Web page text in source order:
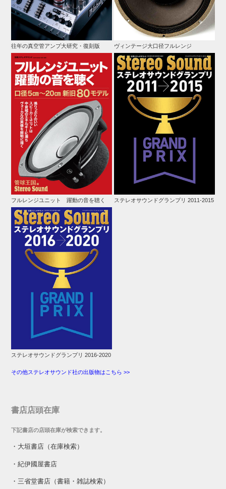
往年の真空管アンプ大研究・復刻版 ヴィンテージ大口径フルレンジ
フルレンジユニット 躍動の音を聴く ステレオサウンドグランプリ 2011-2015
ステレオサウンドグランプリ 2016-2020
その他ステレオサウンド社の出版物はこちら >>
書店店頭在庫
下記書店の店頭在庫が検索できます。
・ 大垣書店（在庫検索）
・紀伊國屋書店
・三省堂書店（書籍・雑誌検索）